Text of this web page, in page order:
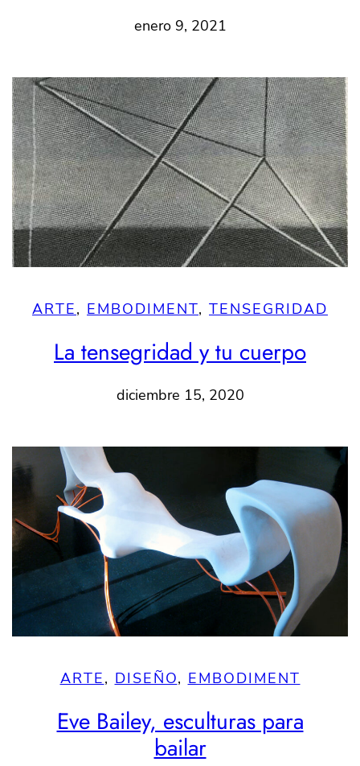
enero 9, 2021
ARTE, EMBODIMENT, TENSEGRIDAD
La tensegridad y tu cuerpo
diciembre 15, 2020
ARTE, DISEÑO, EMBODIMENT
Eve Bailey, esculturas para
bailar